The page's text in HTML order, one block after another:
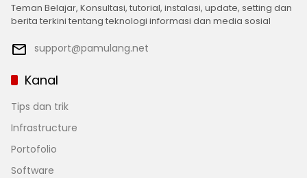
Teman Belajar, Konsultasi, tutorial, instalasi, update, setting dan
berita terkini tentang teknologi informasi dan media sosial
support@pamulang.net
Kanal
Tips dan trik
Infrastructure
Portofolio
Software